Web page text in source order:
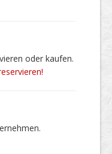
oder kaufen.